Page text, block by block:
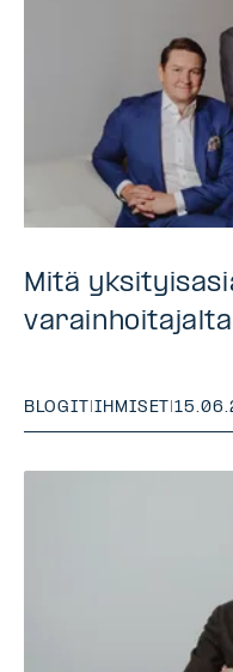
Mitä
BLOGIT |IHMISET |